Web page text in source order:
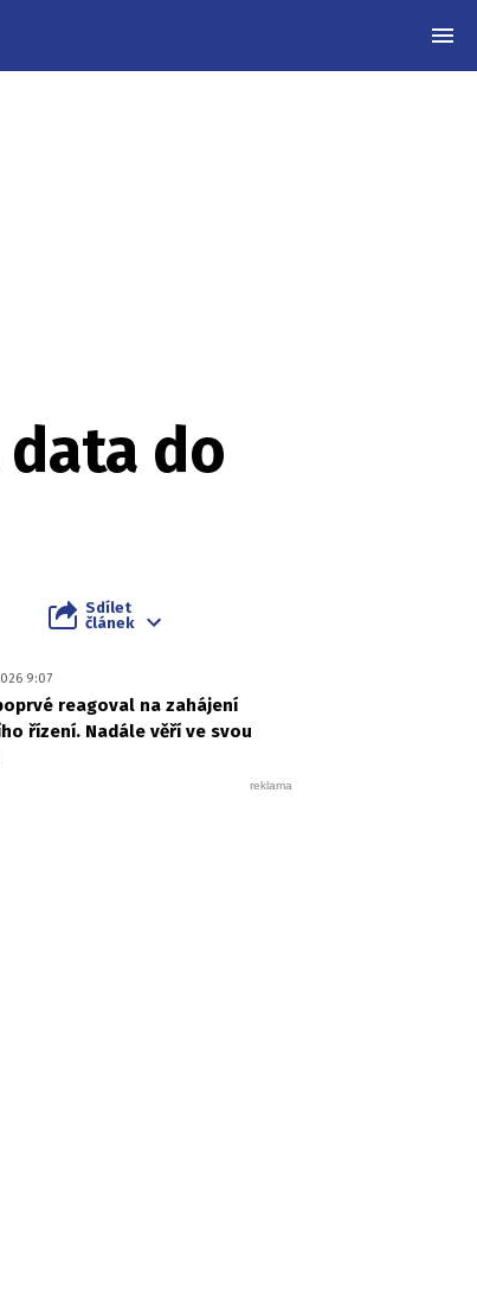
do
Sdílet
článek
9:07
reagoval na zahájení
řízení. Nadále věří ve svou